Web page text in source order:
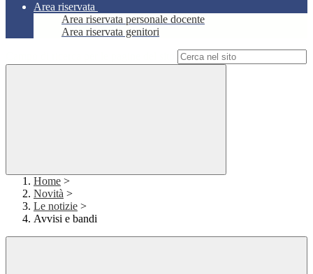
Area riservata
Area riservata personale docente
Area riservata genitori
Home >
Novità >
Le notizie >
Avvisi e bandi